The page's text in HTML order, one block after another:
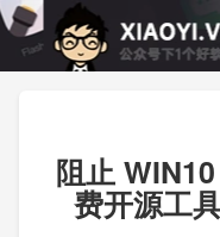
阻止
费开源工